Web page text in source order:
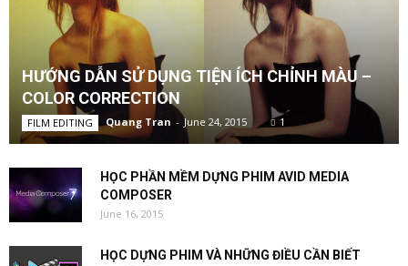
HƯỚNG DẪN SỬ DỤNG TIỆN ÍCH CHỈNH MÀU –
COLOR CORRECTION
FILM EDITING Quang Tran - June 24, 2015 1
HỌC PHẦN MỀM DỰNG PHIM AVID MEDIA
COMPOSER
June 16, 2015
HỌC DỰNG PHIM VÀ NHỮNG ĐIỀU CẦN BIẾT